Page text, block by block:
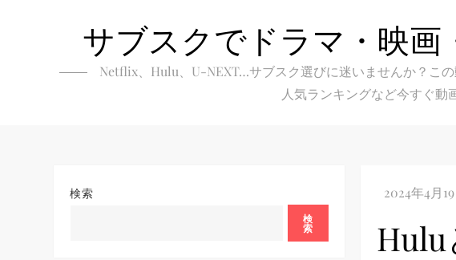
サブスクでドラマ・映
Netflix、Hulu、U-NEXT…サブスク選びに迷いませんか？こ
人気ランキングなど今すぐ動
Hulu
検索
検
索